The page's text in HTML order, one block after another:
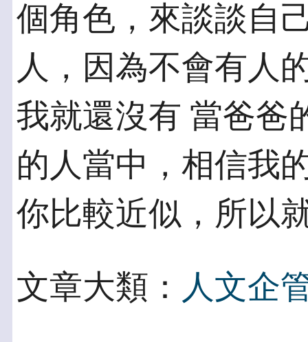
個角色，來談談自
人，因為不會有人
我就還沒有 當爸爸
的人當中，相信我
你比較近似，所以
文章大類： 人文企